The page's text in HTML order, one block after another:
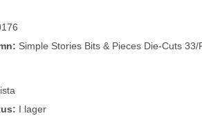
Simple Stories Bits & Pieces Die-Cuts
I lager